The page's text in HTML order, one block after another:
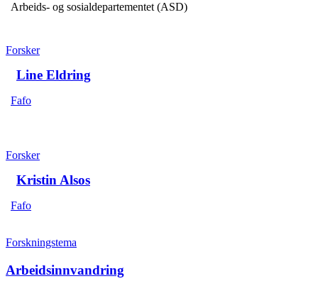
Arbeids- og sosialdepartementet (ASD)
Forsker
Line Eldring
Fafo
Forsker
Kristin Alsos
Fafo
Forskningstema
Arbeidsinnvandring